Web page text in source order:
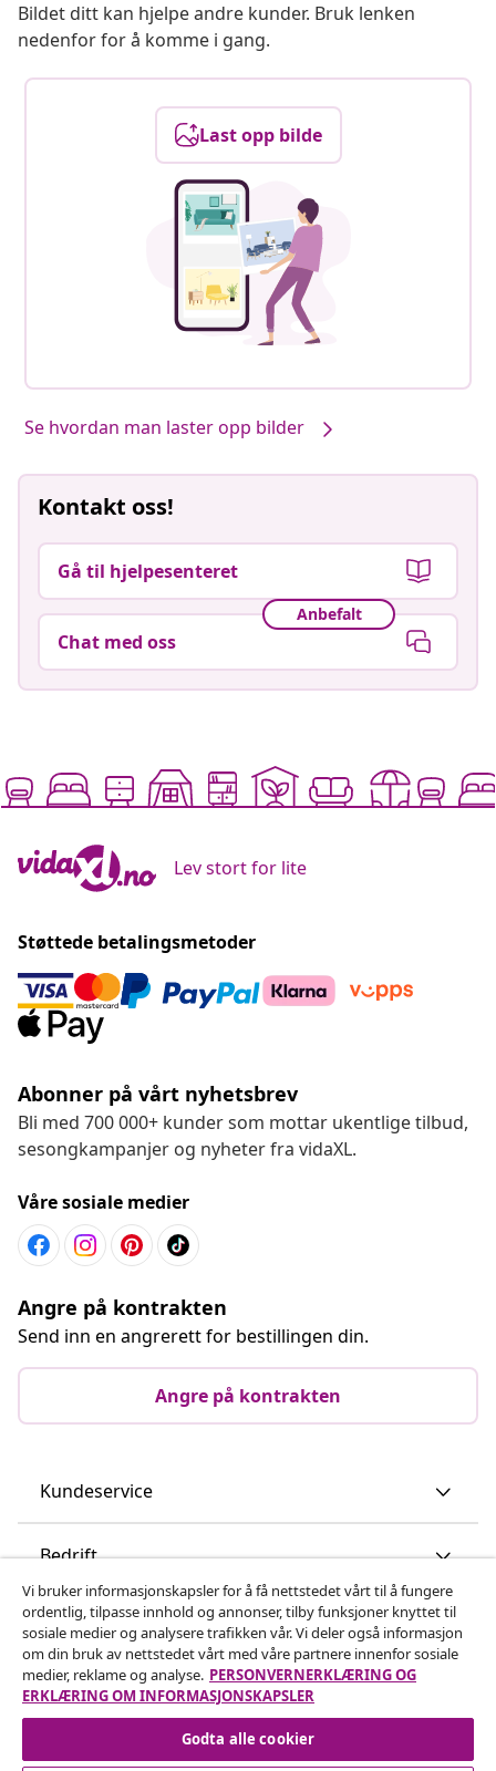
Bildet ditt kan hjelpe andre kunder. Bruk lenken
nedenfor for å komme i gang.
Last opp bilde
Se hvordan man laster opp bilder
Kontakt oss!
Gå til hjelpesenteret
Anbefalt
Chat med oss
Lev stort for lite
Støttede betalingsmetoder
Abonner på vårt nyhetsbrev
Bli med 700 000+ kunder som mottar ukentlige tilbud,
sesongkampanjer og nyheter fra vidaXL.
Våre sosiale medier
Angre på kontrakten
Send inn en angrerett for bestillingen din.
Angre på kontrakten
Kundeservice
Bedrift
vidaXL
Oppdag mer
Vi bruker informasjonskapsler for å få nettstedet vårt til å fungere
ordentlig, tilpasse innhold og annonser, tilby funksjoner knyttet til
sosiale medier og analysere trafikken vår. Vi deler også informasjon
om din bruk av nettstedet vårt med våre partnere innenfor sosiale
medier, reklame og analyse. PERSONVERNERKLÆRING OG
ERKLÆRING OM INFORMASJONSKAPSLER
Godta alle cookier